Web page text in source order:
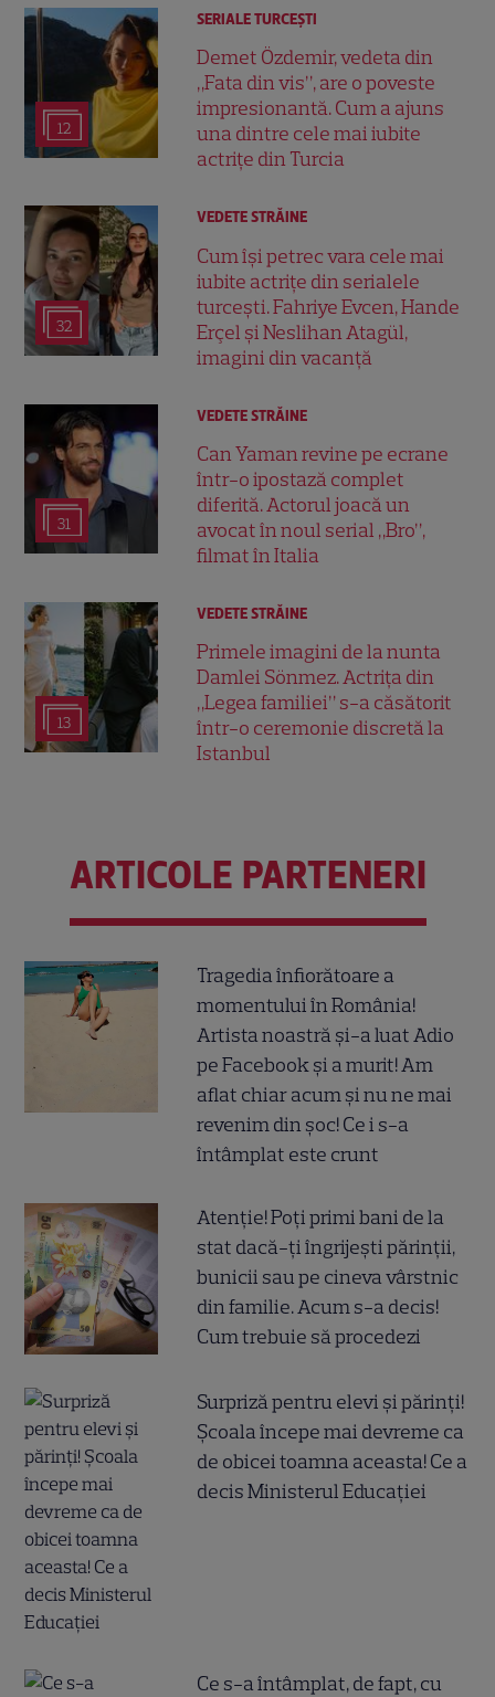
12
SERIALE TURCEŞTI
Demet Özdemir, vedeta din
„Fata din vis”, are o poveste
impresionantă. Cum a ajuns
una dintre cele mai iubite
actrițe din Turcia
32
VEDETE STRĂINE
Cum își petrec vara cele mai
iubite actrițe din serialele
turcești. Fahriye Evcen, Hande
Erçel și Neslihan Atagül,
imagini din vacanță
31
VEDETE STRĂINE
Can Yaman revine pe ecrane
într-o ipostază complet
diferită. Actorul joacă un
avocat în noul serial „Bro”,
filmat în Italia
13
VEDETE STRĂINE
Primele imagini de la nunta
Damlei Sönmez. Actrița din
„Legea familiei” s-a căsătorit
într-o ceremonie discretă la
Istanbul
ARTICOLE PARTENERI
Tragedia înfiorătoare a
momentului în România!
Artista noastră și-a luat Adio
pe Facebook și a murit! Am
aflat chiar acum și nu ne mai
revenim din șoc! Ce i s-a
întâmplat este crunt
Atenție! Poți primi bani de la
stat dacă-ți îngrijești părinții,
bunicii sau pe cineva vârstnic
din familie. Acum s-a decis!
Cum trebuie să procedezi
Surpriză pentru elevi și părinți!
Școala începe mai devreme ca
de obicei toamna aceasta! Ce a
decis Ministerul Educației
Ce s-a întâmplat, de fapt, cu